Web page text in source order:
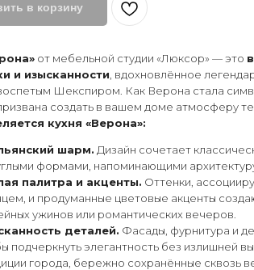
в корзину
от мебельной студии «Люксор» — это
и изысканности , вдохновлённое
Шекспиром. Как Верона стала
создать в вашем доме атмосферу
кухня «Верона»:
шарм. Дизайн сочетает
формами, напоминающими
палитра и акценты. Оттенки,
и продуманные цветовые акценты
ужинов или романтических вечеров.
деталей. Фасады, фурнитура и
подчеркнуть элегантность без излишней
города, бережно сохранённые сквозь